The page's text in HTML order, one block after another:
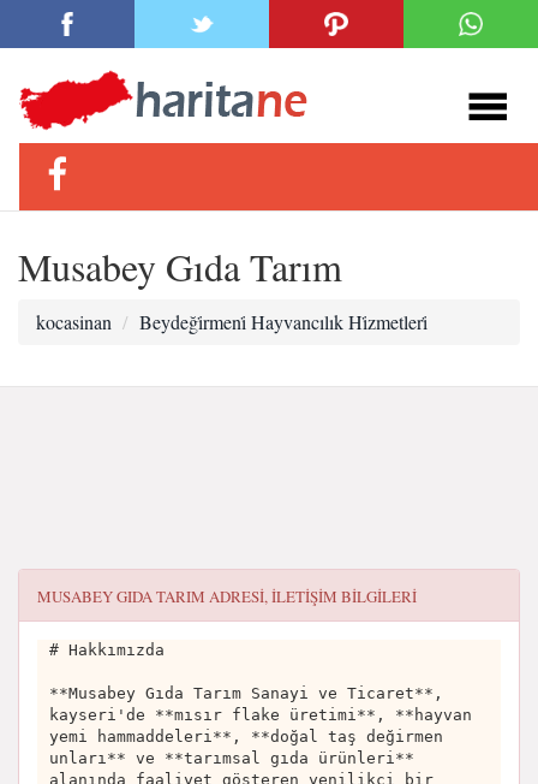
Musabey Gıda Tarım
kocasinan Beydeği̇rmeni̇ Hayvancılık Hi̇zmetleri̇
MUSABEY GIDA TARIM ADRESI, ILETIŞIM BILGILERI
# Hakkımızda
**Musabey Gıda Tarım Sanayi ve Ticaret**,
kayseri'de **mısır flake üretimi**, **hayvan
yemi hammaddeleri**, **doğal taş değirmen
unları** ve **tarımsal gıda ürünleri**
alanında faaliyet gösteren yenilikçi bir